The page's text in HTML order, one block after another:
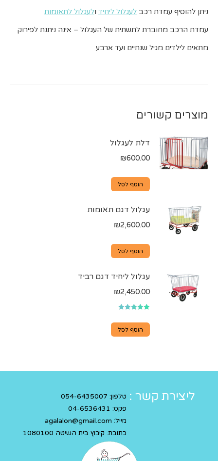
ניתן להוסיף עמדת רכב לעגלול ליחיד ולעגלול לתאומות
עמדת הרכב מחוברת לתשתית של העגלול – אינה ניתנת לפירוק
מתאים לילדים מגיל שנתיים ועד ארבע
מוצרים קשורים
דלת לעגלול
₪600.00
הוסף לסל
עגלול דגם תאומות
₪2,600.00
הוסף לסל
עגלול ליחיד דגם רביד
₪2,450.00
מתוך 5
הוסף לסל
ליצירת קשר : טלפון: 054-6435007
פקס: 04-6536431
מייל: agalalon@gmail.com
כתובת: קיבוץ בית השיטה 1080100